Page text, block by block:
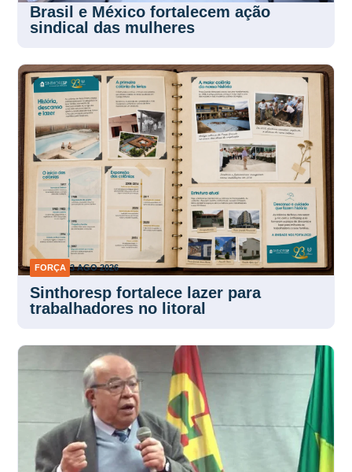
Brasil e México fortalecem ação
sindical das mulheres
FORÇA 3 AGO 2026
Sinthoresp fortalece lazer para
trabalhadores no litoral